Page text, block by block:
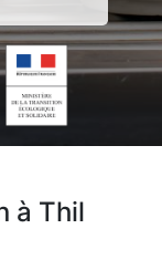
à Thil